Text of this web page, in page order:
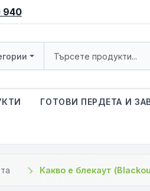
940
ГОТОВИ ПЕРДЕТА И
Какво е блекаут